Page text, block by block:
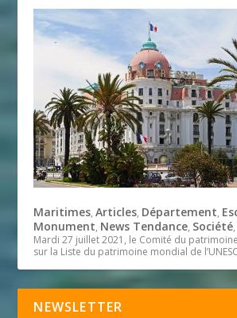
Maritimes,Articles, Département,
Monument, News Tendance, Société,
Mardi 27 juillet 2021, le Comité du
sur la Liste du patrimoine mondial de
NEWSLETTER